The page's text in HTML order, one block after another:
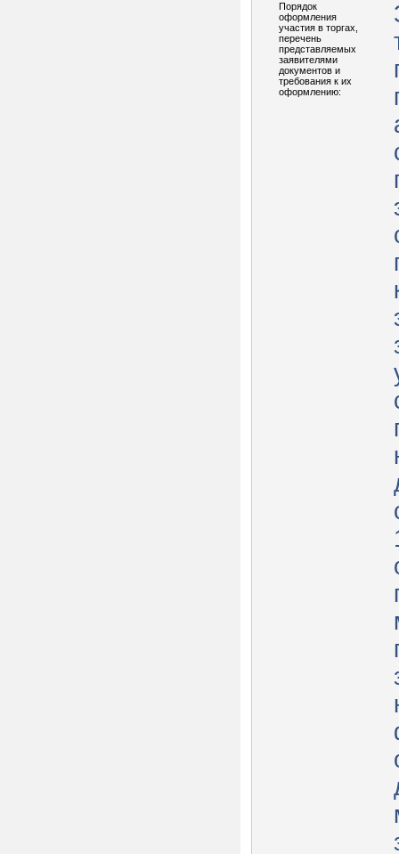
Порядок
оформления
участия в торгах,
перечень
представляемых
заявителями
документов и
требования к их
оформлению: